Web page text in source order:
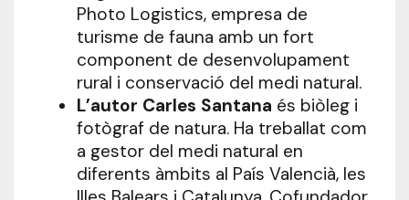
Photo Logistics, empresa de
turisme de fauna amb un fort
component de desenvolupament
rural i conservació del medi natural.
L’autor Carles Santana és biòleg i
fotògraf de natura. Ha treballat com
a gestor del medi natural en
diferents àmbits al País Valencià, les